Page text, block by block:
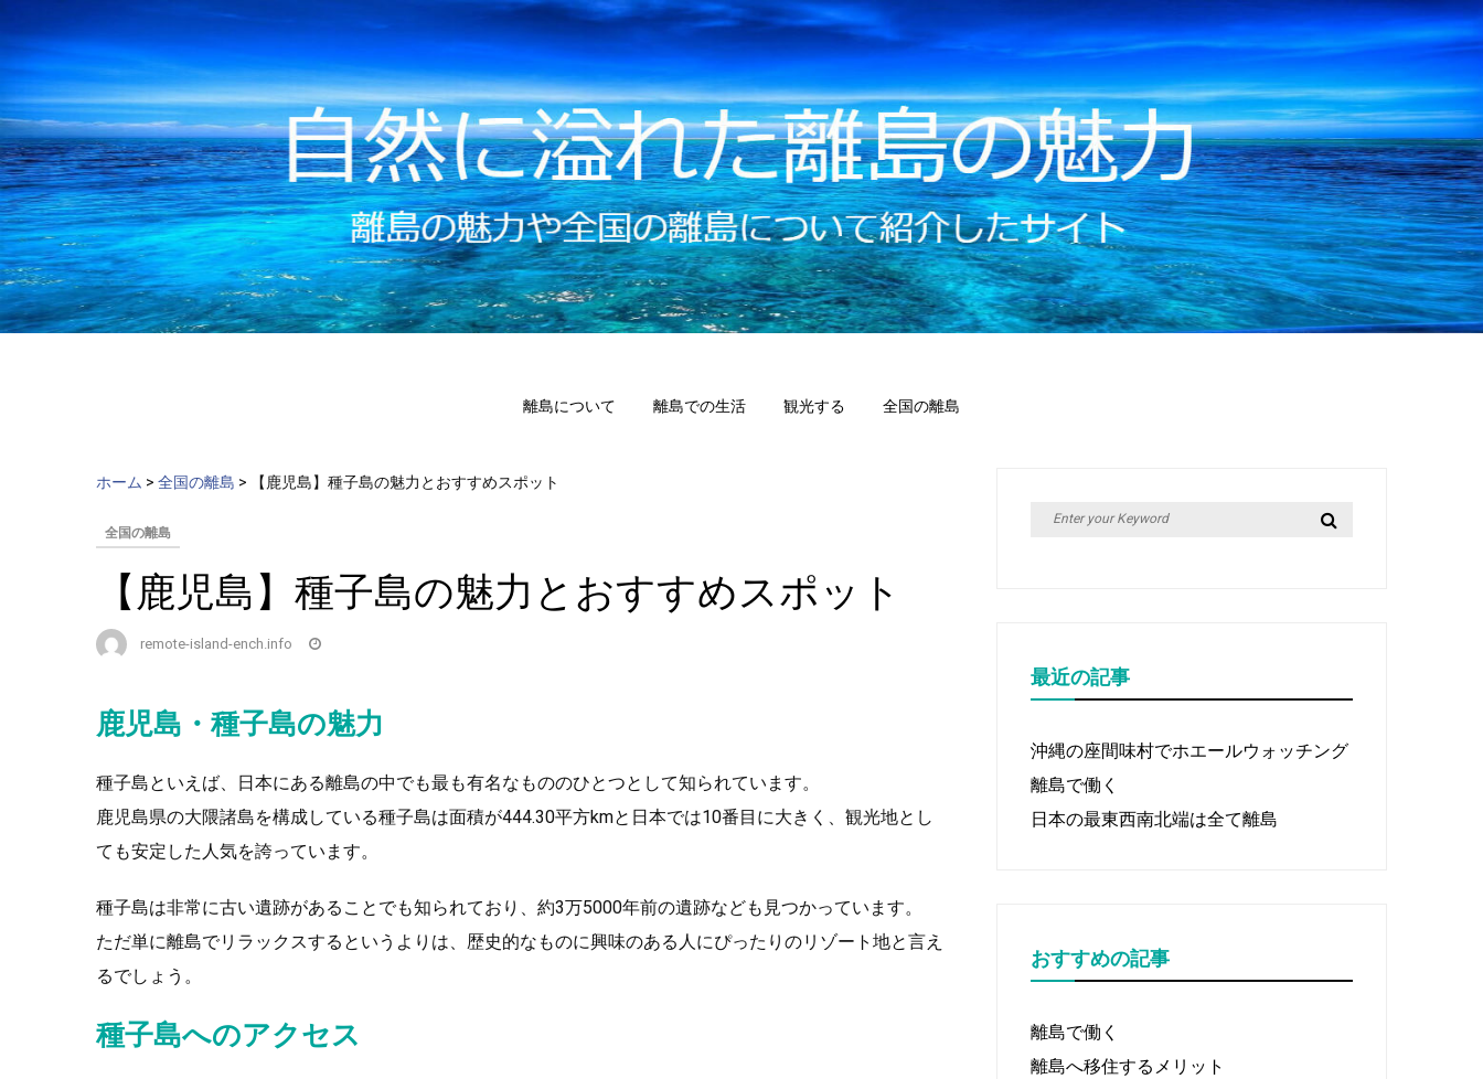
離島について 離島での生活 観光する 全国の離島
ホーム > 全国の離島 > 【鹿児島】種子島の魅力とおすすめスポット
全国の離島
【鹿児島】種子島の魅力とおすすめスポット
remote-island-ench.info
鹿児島・種子島の魅力
種子島といえば、日本にある離島の中でも最も有名なもののひとつとして知られています。
鹿児島県の大隈諸島を構成している種子島は面積が444.30平方kmと日本では10番目に大きく、観光地とし
ても安定した人気を誇っています。
種子島は非常に古い遺跡があることでも知られており、約3万5000年前の遺跡なども見つかっています。
ただ単に離島でリラックスするというよりは、歴史的なものに興味のある人にぴったりのリゾート地と言え
るでしょう。
種子島へのアクセス
Search
最近の記事
沖縄の座間味村でホエールウォッチング
離島で働く
日本の最東西南北端は全て離島
おすすめの記事
離島で働く
離島へ移住するメリット